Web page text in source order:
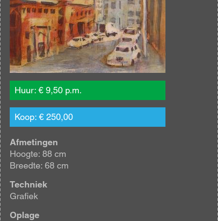
Huur: € 9,50 p.m.
Koop: € 250,00
Afmetingen
Hoogte: 88 cm
Breedte: 68 cm
Techniek
Grafiek
Oplage